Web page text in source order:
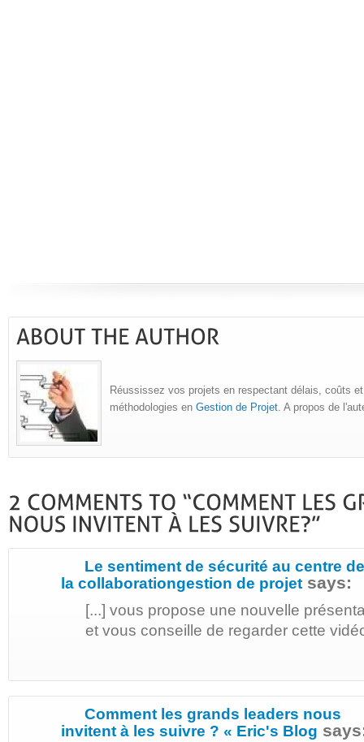
Réussissez vos projets en respectant délais, coûts
méthodologies en Gestion de Projet. A propos de
Le sentiment de sécurité au centre de
la collaborationgestion de projet says:
[...] vous propose une nouvelle
et vous conseille de regarder cette
Comment les grands leaders nous
invitent à les suivre ? « Eric's Blog